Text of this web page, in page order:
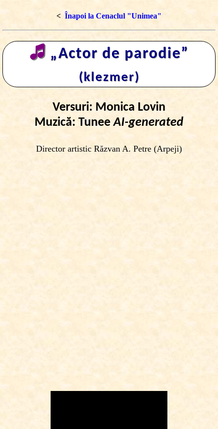
< Înapoi la Cenaclul "Unimea"
🎜 „Actor de parodie”
(klezmer)
Versuri: Monica Lovin
Muzică: Tunee AI-generated
Director artistic Răzvan A. Petre (Arpeji)